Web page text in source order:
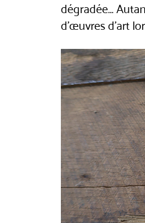
dégradée…
d’œuvres d’art